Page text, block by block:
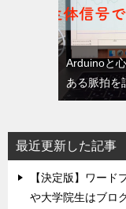
Arduinoと
ある脈拍を
最近更新した記事
【決定版】ワー
や大学院生はブロ